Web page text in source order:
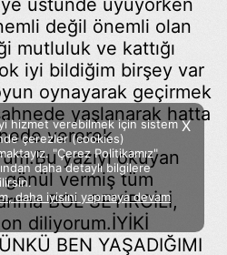
Facebook Twitter Instagram
Sözümoki © 2020 - V.8
üstünde uyuyorken
değil önemli olan
mutluluk ve kattığı
iyi bildiğim birşey var
oynayarak geçirmek
yaşlanarak hatta
vererek
yazıyı okuyan
vermiş tüm
BOL SEYİRCİLİ,
diliyorum.İYİKİ
BEN YAŞADIĞIMI
X
hizmet verebilmek için sistem
çerezler (cookies)
"Çerez Politikamız"
daha detaylı bilgilere
daha iyisini yapmaya devam